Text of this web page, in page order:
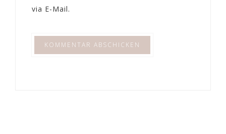
via E-Mail.